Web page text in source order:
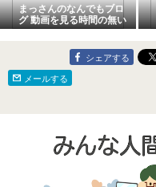
まっさんのなんでもブロ
グ 動画を見る時間の無い
方必見【モーニングライ
ブ】2026年8月7日（金）
知ってほしい今日のニュ
ースを厳選！いさ進一が
生解説する新聞情報【 15
分解説 / 政治ニュース / 生
シェアする
メールする